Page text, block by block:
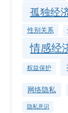
孤独经
性别关系
情感经
权益保护
网络隐私
隐私意识